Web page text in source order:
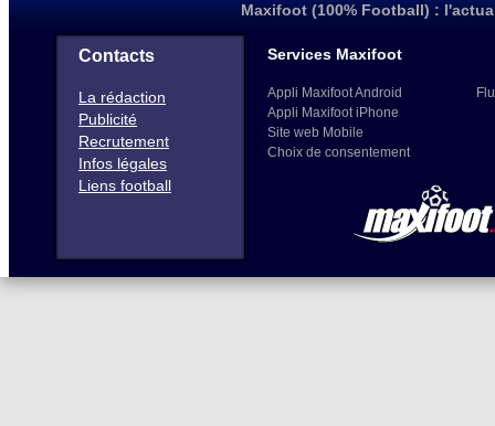
Maxifoot (100% Football) :
Contacts
La rédaction
Publicité
Recrutement
Infos légales
Liens football
Services Maxifoot
Appli Maxifoot Android
Appli Maxifoot iPhone
Site web Mobile
Choix de consentement